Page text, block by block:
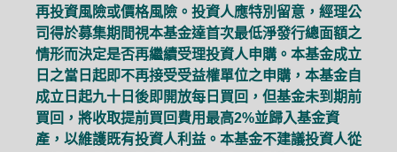
再投資風險或價格風險。投資人應特別留意，經理公
司得於募集期間視本基金達首次最低淨發行總面額之
情形而決定是否再繼續受理投資人申購。本基金成立
日之當日起即不再接受受益權單位之申購，本基金自
成立日起九十日後即開放每日買回，但基金未到期前
買回，將收取提前買回費用最高2%並歸入基金資
產，以維護既有投資人利益。本基金不建議投資人從